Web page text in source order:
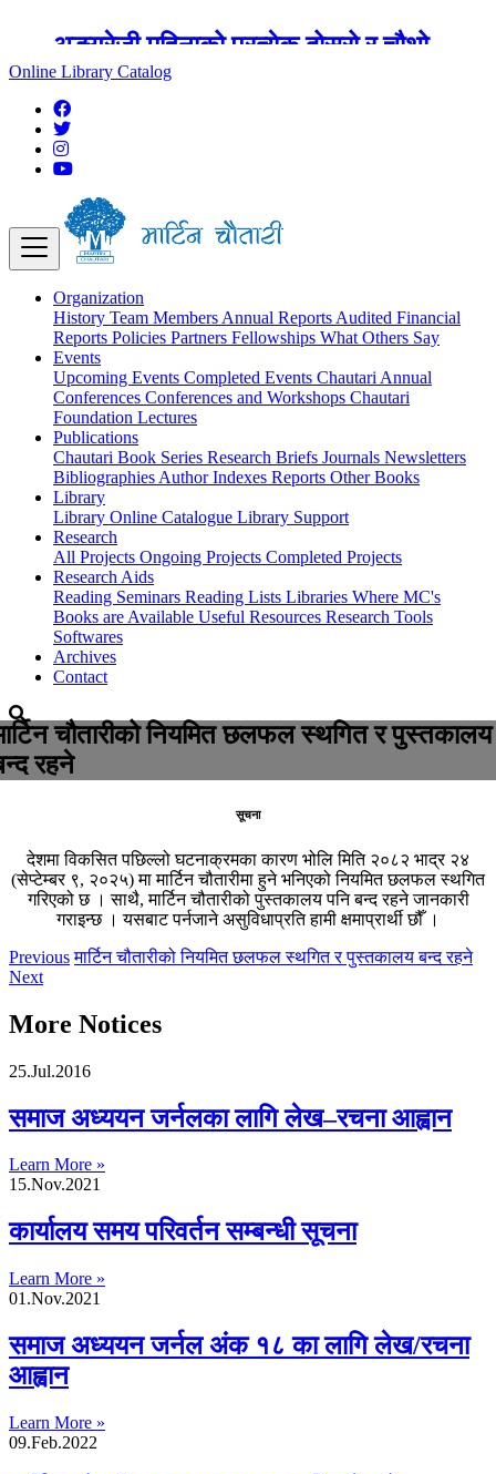
अङ्ग्रेजी महिनाको प्रत्येक दोस्रो र चौथो
शुक्रबार मार्टिन चौतारी र यसको पुस्तकालय
बन्द रहने छ ।
Online Library Catalog
Organization
History Team Members Annual Reports Audited Financial
Reports Policies Partners Fellowships What Others Say
Events
Upcoming Events Completed Events Chautari Annual
Conferences Conferences and Workshops Chautari
Foundation Lectures
Publications
Chautari Book Series Research Briefs Journals Newsletters
Bibliographies Author Indexes Reports Other Books
Library
Library Online Catalogue Library Support
Research
All Projects Ongoing Projects Completed Projects
Research Aids
Reading Seminars Reading Lists Libraries Where MC's
Books are Available Useful Resources Research Tools
Softwares
Archives
Contact
चौतारीको नियमित छलफल स्थगित र पुस्तकालय
रहने
सूचना
देशमा विकसित पछिल्लो घटनाक्रमका कारण भोलि मिति २०८२ भाद्र २४
(सेप्टेम्बर ९, २०२५) मा मार्टिन चौतारीमा हुने भनिएको नियमित छलफल स्थगित
गरिएको छ । साथै, मार्टिन चौतारीको पुस्तकालय पनि बन्द रहने जानकारी
गराइन्छ । यसबाट पर्नजाने असुविधाप्रति हामी क्षमाप्रार्थी छौँ ।
Previous मार्टिन चौतारीको नियमित छलफल स्थगित र पुस्तकालय बन्द रहने
Next
More Notices
25.Jul.2016
समाज अध्ययन जर्नलका लागि लेख–रचना आह्वान
Learn More »
15.Nov.2021
कार्यालय समय परिवर्तन सम्बन्धी सूचना
Learn More »
01.Nov.2021
समाज अध्ययन जर्नल अंक १८ का लागि लेख/रचना
आह्वान
Learn More »
09.Feb.2022